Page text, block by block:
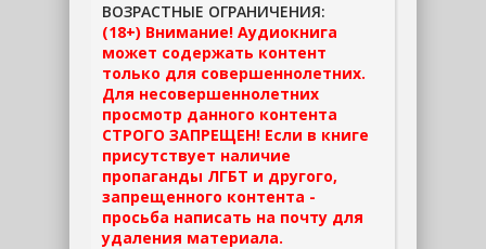
ВОЗРАСТНЫЕ ОГРАНИЧЕНИЯ:
(18+) Внимание! Аудиокнига
может содержать контент
только для совершеннолетних.
Для несовершеннолетних
просмотр данного контента
СТРОГО ЗАПРЕЩЕН! Если в книге
присутствует наличие
пропаганды ЛГБТ и другого,
запрещенного контента -
просьба написать на почту для
удаления материала.